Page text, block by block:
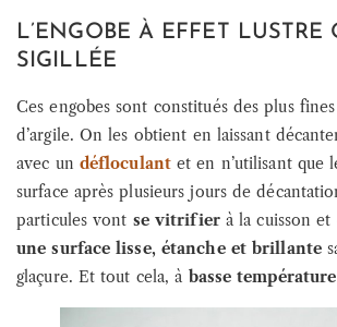
L’ENGOBE À EFFET LUSTRE
SIGILLÉE
Ces engobes sont constitués des plus
d’argile. On les obtient en laissant
avec un défloculantet en n’utilisant que
surface après plusieurs jours de
particules vont se vitrifierà la cuisson
une surface lisse, étanche et brillante
glaçure. Et tout cela, à basse température